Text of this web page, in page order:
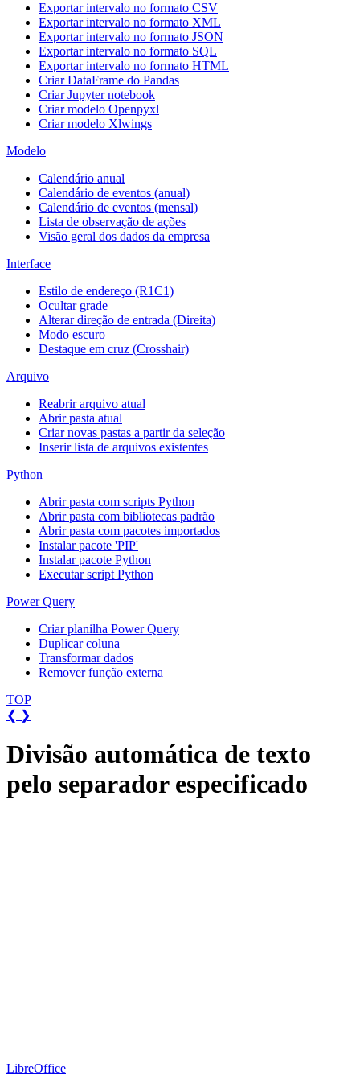
Exportar intervalo no formato CSV
Exportar intervalo no formato XML
Exportar intervalo no formato JSON
Exportar intervalo no formato SQL
Exportar intervalo no formato HTML
Criar DataFrame do Pandas
Criar Jupyter notebook
Criar modelo Openpyxl
Criar modelo Xlwings
Modelo
Calendário anual
Calendário de eventos (anual)
Calendário de eventos (mensal)
Lista de observação de ações
Visão geral dos dados da empresa
Interface
Estilo de endereço (R1C1)
Ocultar grade
Alterar direção de entrada (Direita)
Modo escuro
Destaque em cruz (Crosshair)
Arquivo
Reabrir arquivo atual
Abrir pasta atual
Criar novas pastas a partir da seleção
Inserir lista de arquivos existentes
Python
Abrir pasta com scripts Python
Abrir pasta com bibliotecas padrão
Abrir pasta com pacotes importados
Instalar pacote 'PIP'
Instalar pacote Python
Executar script Python
Power Query
Criar planilha Power Query
Duplicar coluna
Transformar dados
Remover função externa
TOP
❮ ❯
Divisão automática de texto
pelo separador especificado
LibreOffice